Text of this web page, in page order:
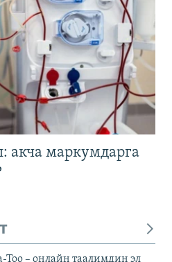
акча маркумдарга
Тоо – онлайн таалимдин эл